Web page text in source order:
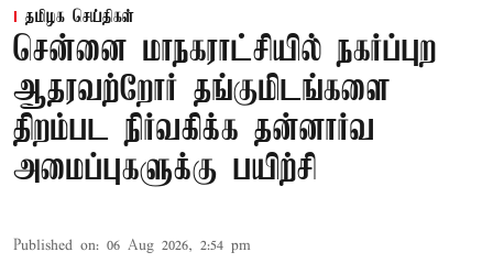
தமிழக செய்திகள்
சென்னை மாநகராட்சியில் நகர்ப்புற
ஆதரவற்றோர் தங்குமிடங்களை
திறம்பட நிர்வகிக்க தன்னார்வ
அமைப்புகளுக்கு பயிற்சி
Published on: 06 Aug 2026, 2:54 pm